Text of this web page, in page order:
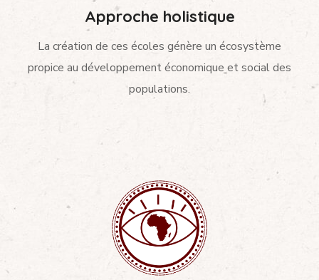
Approche holistique
La création de ces écoles génère un écosystème
propice au développement économique et social des
populations.